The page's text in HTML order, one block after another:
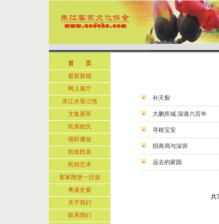
首 页
最新新闻
网上展厅
东江水香江情
文集荟萃
民系姓氏
视听播放
民俗民居
民间艺术
客家围堡一日游
粤港史窗
关于我们
联系我们
补天裂
大鹏所城.深港六百年
寻根宝安
招商局与深圳
远去的家园
共